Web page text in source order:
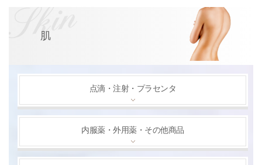
肌
点滴・注射・プラセンタ
内服薬・外用薬・その他商品